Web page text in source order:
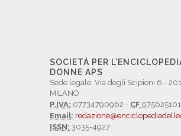
SOCIETÀ PER
DONNE APS
Sede legale: Via degli Scipioni 6 -
MILANO
P.IVA: 07734790962 - CF
Email:
ISSN: 3035-4927